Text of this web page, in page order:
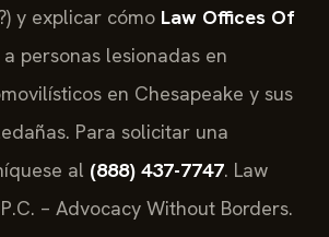
y explicar cómo Law Offices Of
a personas lesionadas en
en Chesapeake y sus
Para solicitar una
al (888) 437-7747. Law
– Advocacy Without Borders.